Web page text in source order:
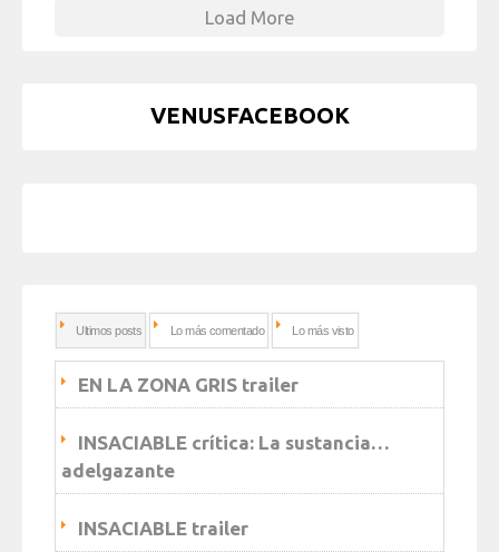
Load More
VENUSFACEBOOK
Ultimos posts Lo más comentado Lo más visto
EN LA ZONA GRIS trailer
INSACIABLE crítica: La sustancia…
adelgazante
INSACIABLE trailer